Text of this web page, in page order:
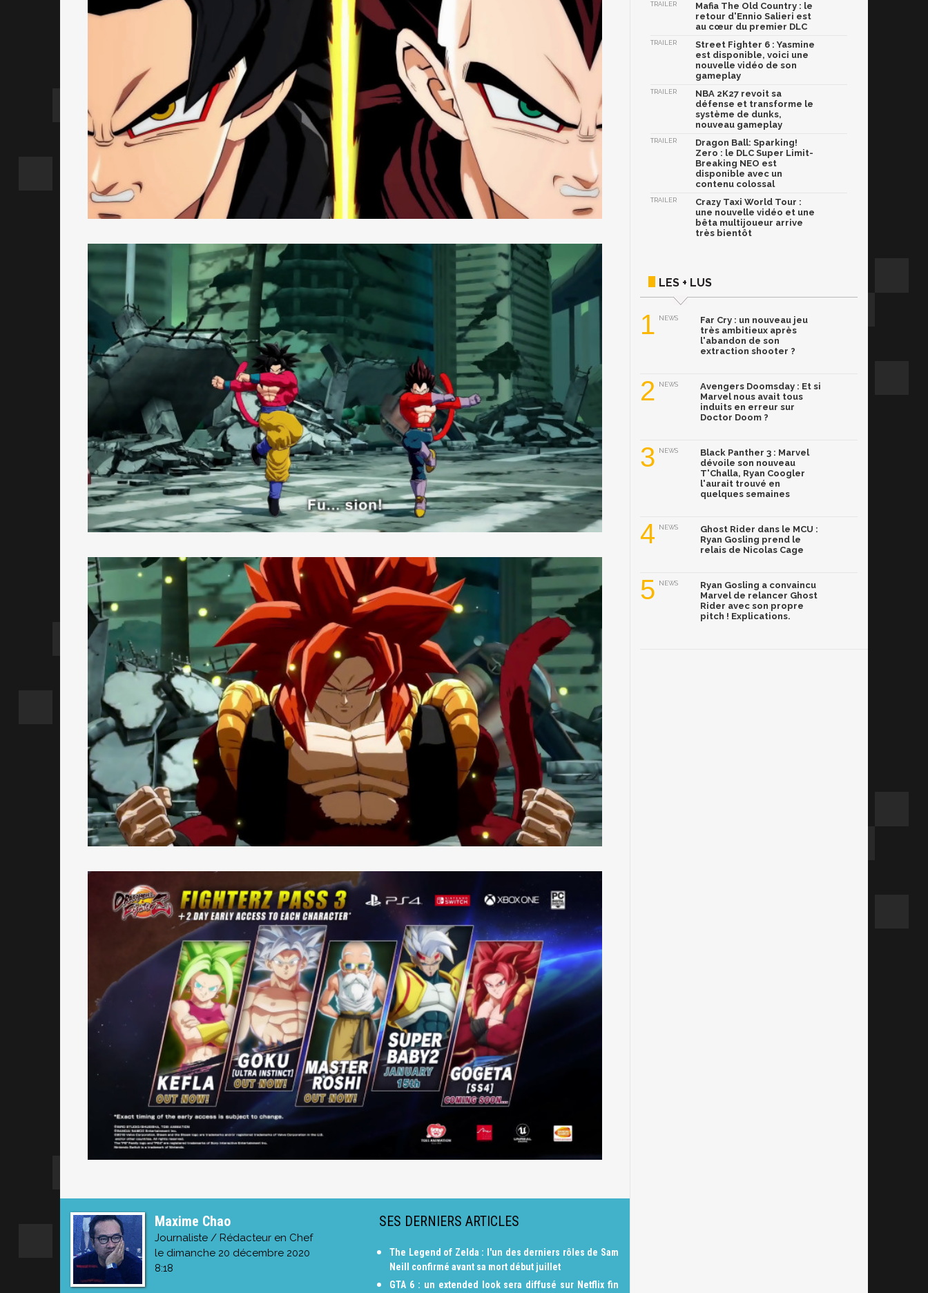
Maxime Chao
Journaliste / Rédacteur en Chef
le dimanche 20 décembre 2020
8:18
SES DERNIERS ARTICLES
The Legend of Zelda : l'un des derniers rôles de Sam
Neill confirmé avant sa mort début juillet
GTA 6 : un extended look sera diffusé sur Netflix fin
TRAILER
Mafia The Old Country : le
retour d'Ennio Salieri est
au cœur du premier DLC
TRAILER
Street Fighter 6 : Yasmine
est disponible, voici une
nouvelle vidéo de son
gameplay
TRAILER
NBA 2K27 revoit sa
défense et transforme le
système de dunks,
nouveau gameplay
TRAILER
Dragon Ball: Sparking!
Zero : le DLC Super Limit-
Breaking NEO est
disponible avec un
contenu colossal
TRAILER
Crazy Taxi World Tour :
une nouvelle vidéo et une
bêta multijoueur arrive
très bientôt
LES + LUS
1 NEWS
Far Cry : un nouveau jeu
très ambitieux après
l'abandon de son
extraction shooter ?
2 NEWS
Avengers Doomsday : Et si
Marvel nous avait tous
induits en erreur sur
Doctor Doom ?
3 NEWS
Black Panther 3 : Marvel
dévoile son nouveau
T'Challa, Ryan Coogler
l'aurait trouvé en
quelques semaines
4 NEWS
Ghost Rider dans le MCU :
Ryan Gosling prend le
relais de Nicolas Cage
5 NEWS
Ryan Gosling a convaincu
Marvel de relancer Ghost
Rider avec son propre
pitch ! Explications.